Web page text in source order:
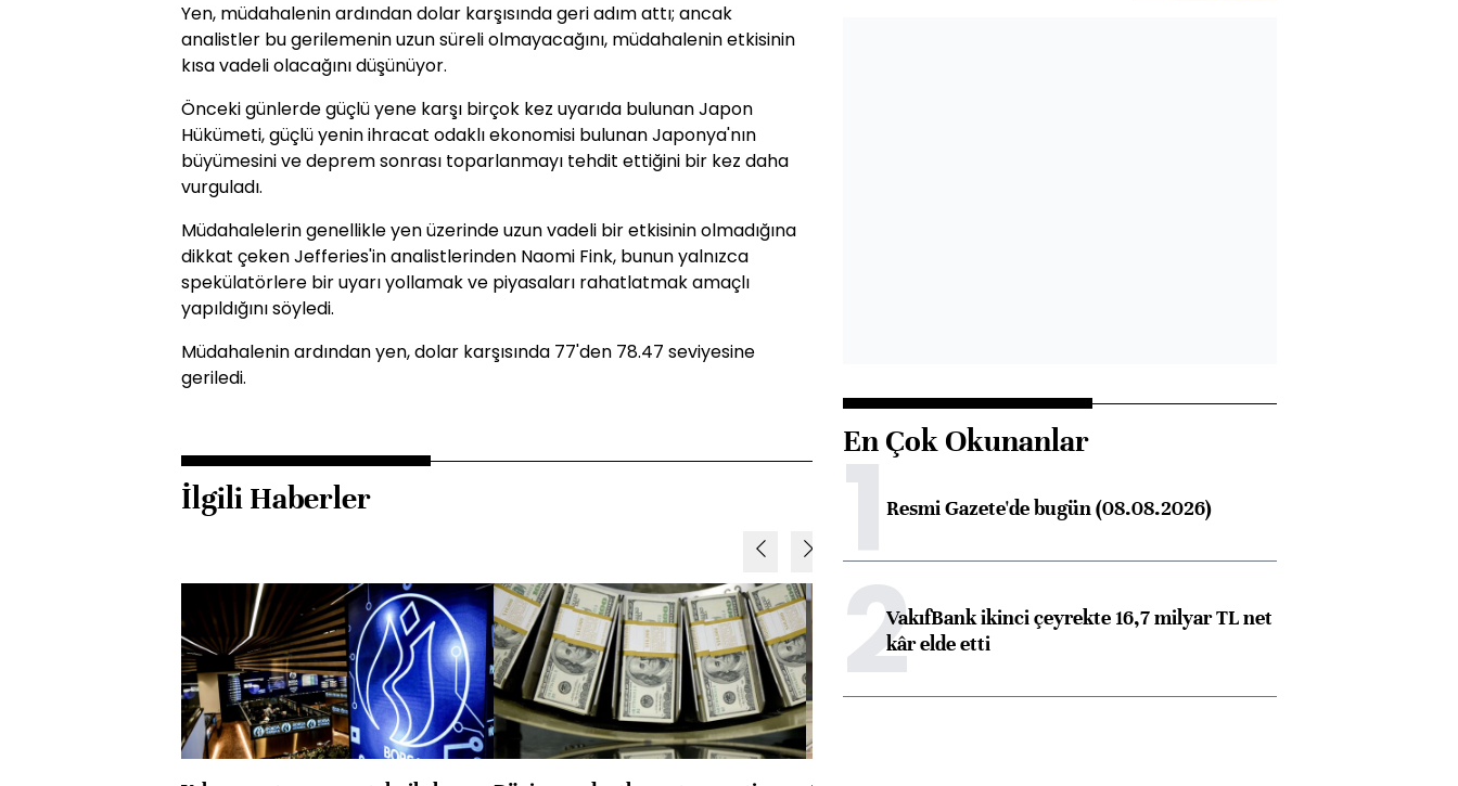
Yen, müdahalenin ardından dolar karşısında geri adım attı; ancak
analistler bu gerilemenin uzun süreli olmayacağını, müdahalenin etkisinin
kısa vadeli olacağını düşünüyor.
Önceki günlerde güçlü yene karşı birçok kez uyarıda bulunan Japon
Hükümeti, güçlü yenin ihracat odaklı ekonomisi bulunan Japonya'nın
büyümesini ve deprem sonrası toparlanmayı tehdit ettiğini bir kez daha
vurguladı.
Müdahalelerin genellikle yen üzerinde uzun vadeli bir etkisinin olmadığına
dikkat çeken Jefferies'in analistlerinden Naomi Fink, bunun yalnızca
spekülatörlere bir uyarı yollamak ve piyasaları rahatlatmak amaçlı
yapıldığını söyledi.
Müdahalenin ardından yen, dolar karşısında 77'den 78.47 seviyesine
geriledi.
İlgili Haberler
Almanya, Commerzbank
En Çok Okunanlar
1Resmi Gazete'de bugün (08.08.2026)
2VakıfBank ikinci çeyrekte 16,7 milyar TL net
kâr elde etti